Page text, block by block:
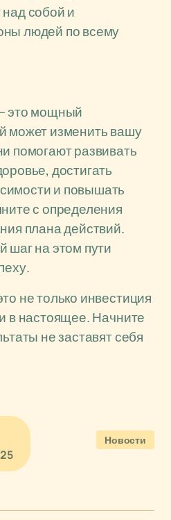
собой и
людей по всему
это мощный
может изменить вашу
помогают развивать
достигать
и повышать
с определения
плана действий.
шаг на этом пути
не только инвестиция
в настоящее. Начните
не заставят себя
Новости